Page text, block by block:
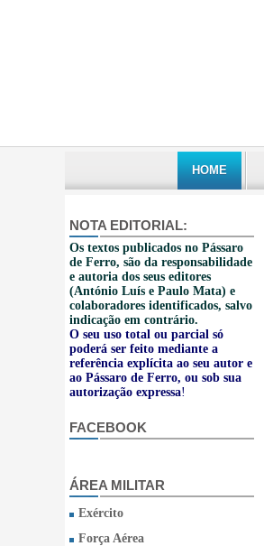
HOME
NOTA EDITORIAL:
Os textos publicados no Pássaro
de Ferro, são da responsabilidade
e autoria dos seus editores
(António Luís e Paulo Mata) e
colaboradores identificados, salvo
indicação em contrário.
O seu uso total ou parcial só
poderá ser feito mediante a
referência explícita ao seu autor e
ao Pássaro de Ferro, ou sob sua
autorização expressa!
FACEBOOK
ÁREA MILITAR
Exército
Força Aérea